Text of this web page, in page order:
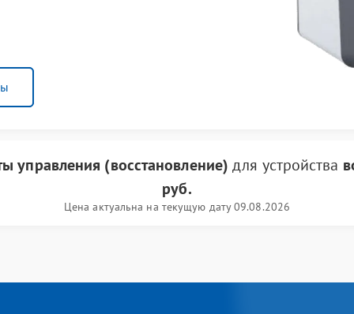
управления (восстановление) для устройства
руб.
Цена актуальна на текущую дату 09.08.2026